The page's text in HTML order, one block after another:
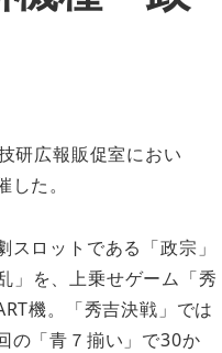
研広報販促室におい
た。
ロットである「政宗」
」を、上乗せゲーム「秀
機。「秀吉決戦」では
の「青７揃い」で30か